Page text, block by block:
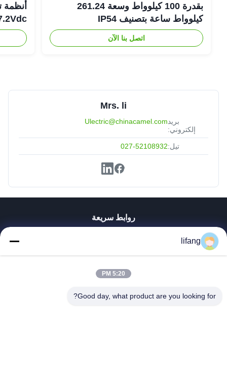
بقدرة 100 كيلوواط وسعة 261.24
كيلوواط ساعة بتصنيف IP54
اتصل بنا الآن
أنظمة
307.2Vdc
Mrs. li
بريد
إلكتروني:
Ulectric@chinacamel.com
تيل:027-52108932
روابط سريعة
جولة في المعمل
اتصل بنا
lifang
5:20 PM
Good day, what product are you looking for?